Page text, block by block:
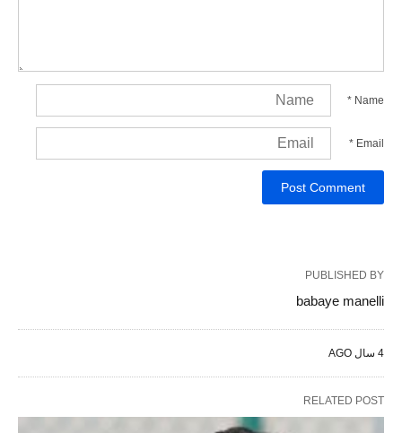
Name
*
Email
*
PUBLISHED BY
babaye manelli
4 سال AGO
RELATED POST